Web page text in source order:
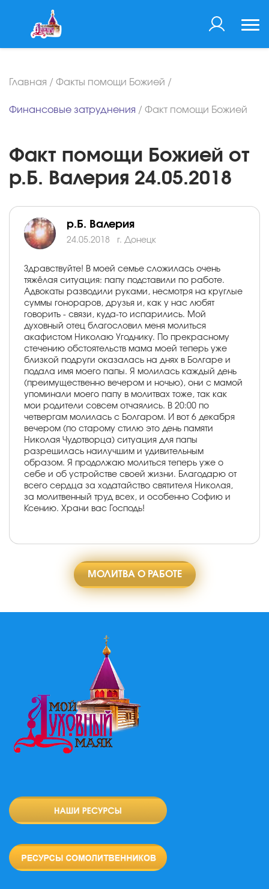
Главная / Факты помощи Божией /
Финансовые затруднения / Факт помощи Божией
Факт помощи Божией от
р.Б. Валерия 24.05.2018
р.Б. Валерия
24.05.2018 г. Донецк
Здравствуйте! В моей семье сложилась очень
тяжёлая ситуация: папу подставили по работе.
Адвокаты разводили руками, несмотря на круглые
суммы гонораров, друзья и, как у нас любят
говорить - связи, куда-то испарились. Мой
духовный отец благословил меня молиться
акафистом Николаю Угоднику. По прекрасному
стечению обстоятельств мама моей теперь уже
близкой подруги оказалась на днях в Болгаре и
подала имя моего папы. Я молилась каждый день
(преимущественно вечером и ночью), они с мамой
упоминали моего папу в молитвах тоже, так как
мои родители совсем отчаялись. В 20:00 по
четвергам молилась с Болгаром. И вот 6 декабря
вечером (по старому стилю это день памяти
Николая Чудотворца) ситуация для папы
разрешилась наилучшим и удивительным
образом. Я продолжаю молиться теперь уже о
себе и об устройстве своей жизни. Благодарю от
всего сердца за ходатайство святителя Николая,
за молитвенный труд всех, и особенно Софию и
Ксению. Храни вас Господь!
МОЛИТВА О РАБОТЕ